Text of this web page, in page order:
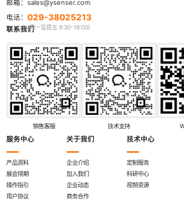
邮箱： sales@ysenser.com
电话： 029-38025213
联系我们
销售客服 技术支持
服务中心
产品资料
展会排期
操作指引
用户协议
关于我们
企业介绍
加入我们
企业动态
商务合作
技术中心
定制服务
科研中心
视频资源